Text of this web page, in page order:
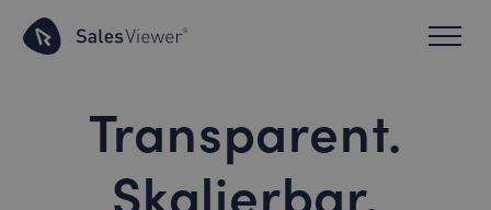
Transparent.
Skalierbar.